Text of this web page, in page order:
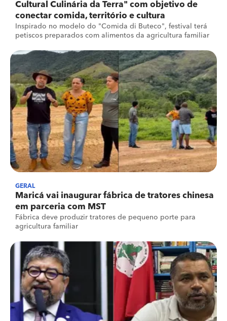
Cultural Culinária da Terra" com objetivo de
conectar comida, território e cultura
Inspirado no modelo do "Comida di Buteco", festival terá
petiscos preparados com alimentos da agricultura familiar
GERAL
Maricá vai inaugurar fábrica de tratores chinesa
em parceria com MST
Fábrica deve produzir tratores de pequeno porte para
agricultura familiar